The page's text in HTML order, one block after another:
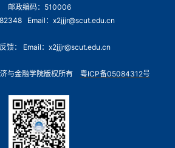
邮政编码：510006
Email：x2jjjr@scut.edu.cn
馈： Email：x2jjjr@scut.edu.cn
与金融学院版权所有 粤ICP备05084312号